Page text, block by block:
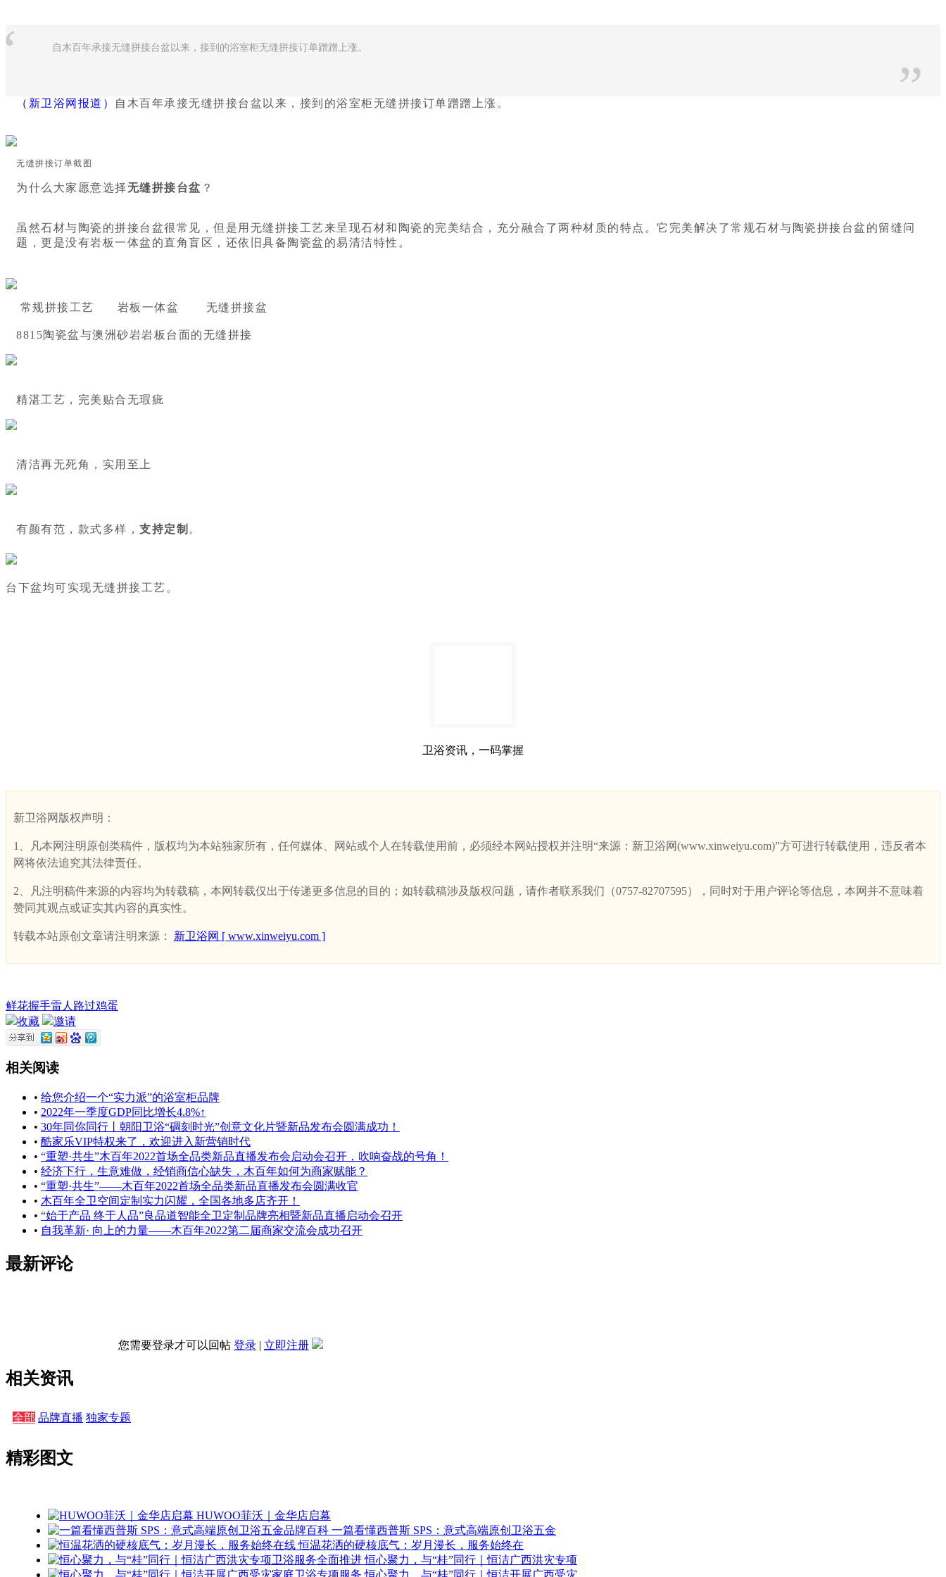
自木百年承接无缝拼接台盆以来，接到的浴室柜无缝拼接订单蹭蹭上涨。
”
（新卫浴网报道） 自木百年承接无缝拼接台盆以来，接到的浴室柜无缝拼接订单蹭蹭上涨。
无缝拼接订单截图
为什么大家愿意选择无缝拼接台盆 ？
虽然石材与陶瓷的拼接台盆很常见，但是用无缝拼接工艺来呈现石材和陶瓷的完美结合，充分融合了两种材质的特点。它完美解决了常规石材与陶瓷拼接台盆的留缝问
题，更是没有岩板一体盆的直角盲区，还依旧具备陶瓷盆的易清洁特性。
常规拼接工艺 岩板一体盆 无缝拼接盆
8815陶瓷盆与澳洲砂岩岩板台面的无缝拼接
精湛工艺，完美贴合无瑕疵
清洁再无死角，实用至上
有颜有范，款式多样， 支持定制 。
台下盆均可实现无缝拼接工艺。
卫浴资讯，一码掌握
新卫浴网版权声明：
1、凡本网注明原创类稿件，版权均为本站独家所有，任何媒体、网站或个人在转载使用前，必须经本网站授权并注明“来源：新卫浴网(www.xinweiyu.com)”方可进行转载使用，违反者本
网将依法追究其法律责任。
2、凡注明稿件来源的内容均为转载稿，本网转载仅出于传递更多信息的目的；如转载稿涉及版权问题，请作者联系我们（0757-82707595），同时对于用户评论等信息，本网并不意味着
赞同其观点或证实其内容的真实性。
转载本站原创文章请注明来源： 新卫浴网 [ www.xinweiyu.com ]
鲜花握手雷人 路过鸡蛋
收藏
邀请
相关阅读
• 给您介绍一个“实力派”的浴室柜品牌
• 2022年一季度GDP同比增长4.8%↑
• 30年同你同行丨朝阳卫浴“碉刻时光”创意文化片暨新品发布会圆满成功！
• 酷家乐VIP特权来了，欢迎进入新营销时代
• “重塑·共生”木百年2022首场全品类新品直播发布会启动会召开，吹响奋战的号角！
• 经济下行，生意难做，经销商信心缺失，木百年如何为商家赋能？
• “重塑·共生”——木百年2022首场全品类新品直播发布会圆满收官
• 木百年全卫空间定制实力闪耀，全国各地多店齐开！
• “始于产品 终于人品”良品道智能全卫定制品牌亮相暨新品直播启动会召开
• 自我革新· 向上的力量——木百年2022第二届商家交流会成功召开
最新评论
您需要登录才可以回帖 登录 | 立即注册
相关资讯
全部 品牌直播 独家专题
精彩图文
HUWOO菲沃｜金华店启幕
一篇看懂西普斯 SPS：意式高端原创卫浴五金
恒温花洒的硬核底气：岁月漫长，服务始终在
恒心聚力，与“桂”同行｜恒洁广西洪灾专项
恒心聚力，与“桂”同行｜恒洁开展广西受灾